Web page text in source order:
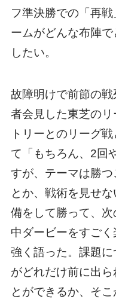
フ準決勝での「再
ームがどんな布陣
したい。
故障明けで前節の
者会見した東芝の
トリーとのリーグ
て「もちろん、2回
すが、テーマは勝
とか、戦術を見せ
備をして勝って、
中ダービーをすご
強く語った。課題
がどれだけ前に出
とができるか、そ